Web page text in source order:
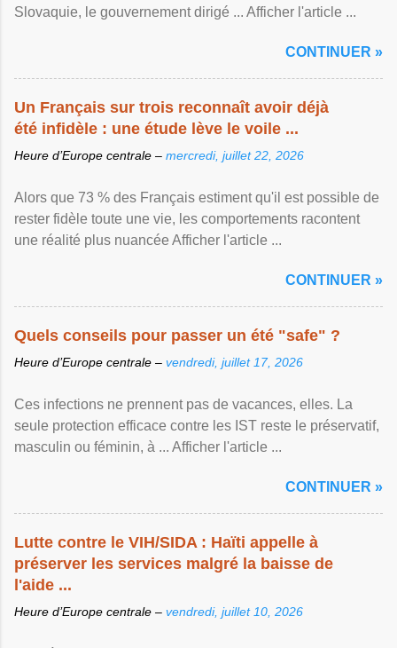
Slovaquie, le gouvernement dirigé ... Afficher l'article ...
CONTINUER »
Un Français sur trois reconnaît avoir déjà
été infidèle : une étude lève le voile ...
Heure d’Europe centrale – mercredi, juillet 22, 2026
Alors que 73 % des Français estiment qu'il est possible de
rester fidèle toute une vie, les comportements racontent
une réalité plus nuancée Afficher l'article ...
CONTINUER »
Quels conseils pour passer un été "safe" ?
Heure d’Europe centrale – vendredi, juillet 17, 2026
Ces infections ne prennent pas de vacances, elles. La
seule protection efficace contre les IST reste le préservatif,
masculin ou féminin, à ... Afficher l'article ...
CONTINUER »
Lutte contre le VIH/SIDA : Haïti appelle à
préserver les services malgré la baisse de
l'aide ...
Heure d’Europe centrale – vendredi, juillet 10, 2026